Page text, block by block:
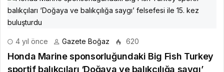
Turkey, ‘Doğaya ve balıkçılığa saygı’ felsefesi ile bu yıl 15.
DEVAMINI OKU
4 yıl önce Gazete Boğaz 666